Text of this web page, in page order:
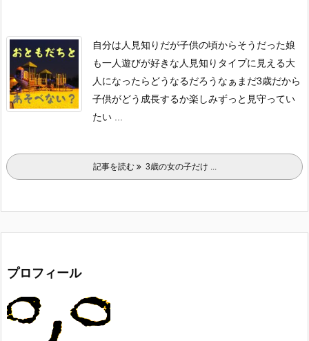
自分は人見知りだが子供の頃からそうだった娘
も一人遊びが好きな人見知りタイプに見える大
人になったらどうなるだろうなぁ まだ3歳だから
子供がどう成長するか楽しみずっと見守ってい
たい ...
記事を読む 3歳の女の子だけ ...
プロフィール